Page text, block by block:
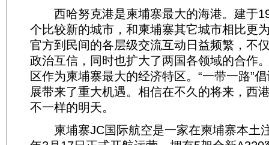
西哈努克港是柬埔寨最大的海港。建于
个比较新的城市，和柬埔寨其它城市相比更
官方到民间的各层级交流互动日益频繁，不
政治互信，同时也扩大了两国各领域的合作
区作为柬埔寨最大的经济特区。“一带一路”
展带来了重大机遇。相信在不久的将来，西
不一样的明天。
柬埔寨JC国际航空是一家在柬埔寨本土